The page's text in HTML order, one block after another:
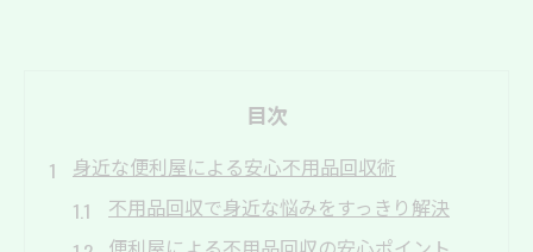
目次
身近な便利屋による安心不用品回収術
不用品回収で身近な悩みをすっきり解決